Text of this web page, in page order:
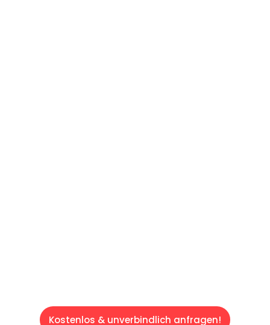
Kostenlos & unverbindlich anfragen!